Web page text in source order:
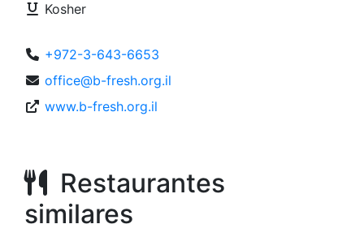
Kosher
+972-3-643-6653
office@b-fresh.org.il
www.b-fresh.org.il
Restaurantes
similares